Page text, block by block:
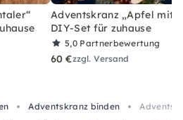
Adventskranz „Apfel mit
DIY-Set für zuhause
5,0 Partnerbewertung
60 €zzgl. Versand
Adventskranz binden